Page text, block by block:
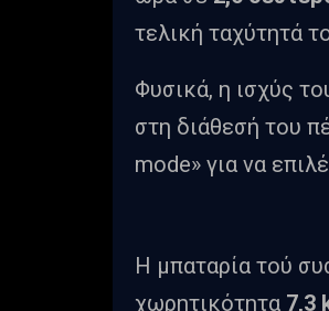
τελική ταχύτητά
Φυσικά, η ισχύς
στη διάθεσή του
mode» για να
Η μπαταρία τού
χωρητικότητα 7,3